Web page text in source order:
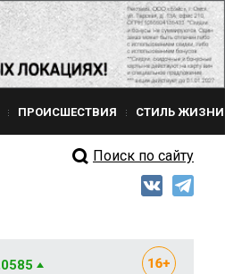
ПРОИСШЕСТВИЯ СТИЛЬ ЖИЗНИ
Поиск по сайту